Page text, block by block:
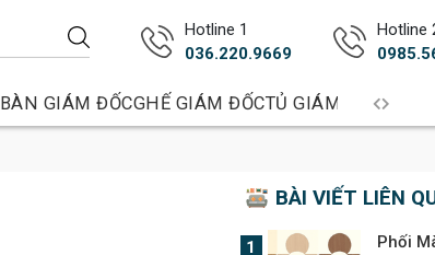
Hotline 1
036.220.9669
Hotline
BÀN GIÁM ĐỐCGHẾ GIÁM ĐỐCTỦ GIÁM ĐỐCBÀN
BÀI VIẾT LIÊN
Phối